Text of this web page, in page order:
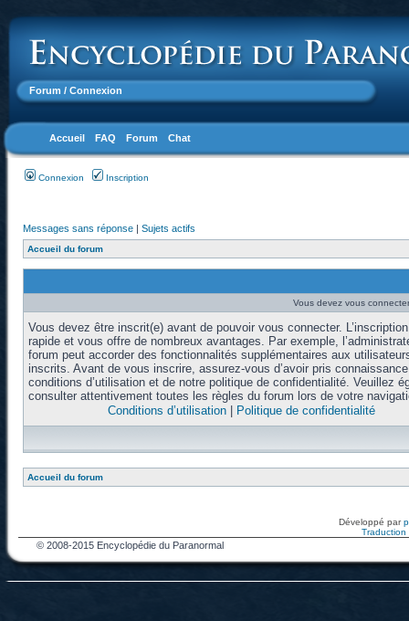
Forum / Connexion
Accueil FAQ Forum Chat
Connexion Inscription
Messages sans réponse | Sujets actifs
Accueil du forum
Vous devez vous
Vous devez être inscrit(e) avant de pouvoir vous connecter.
rapide et vous offre de nombreux avantages. Par exemple,
forum peut accorder des fonctionnalités supplémentaires aux
inscrits. Avant de vous inscrire, assurez-vous d’avoir pris
conditions d’utilisation et de notre politique de confidentialité. Veuillez
consulter attentivement toutes les règles du forum lors de votre
Conditions d’utilisation| Politique de confidentialité
Accueil du forum
Développé par
Traduction
© 2008-2015 Encyclopédie du Paranormal